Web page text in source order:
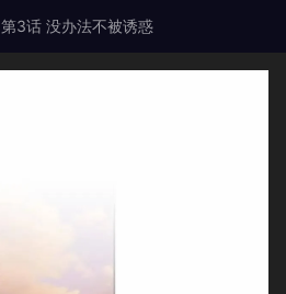
第3话 没办法不被诱惑